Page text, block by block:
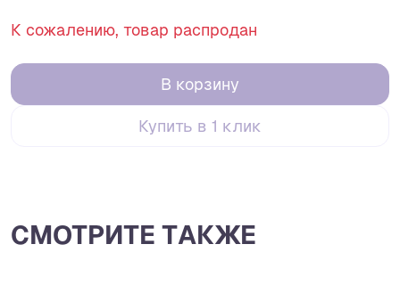
К сожалению, товар распродан
В корзину
Купить в 1 клик
СМОТРИТЕ ТАКЖЕ